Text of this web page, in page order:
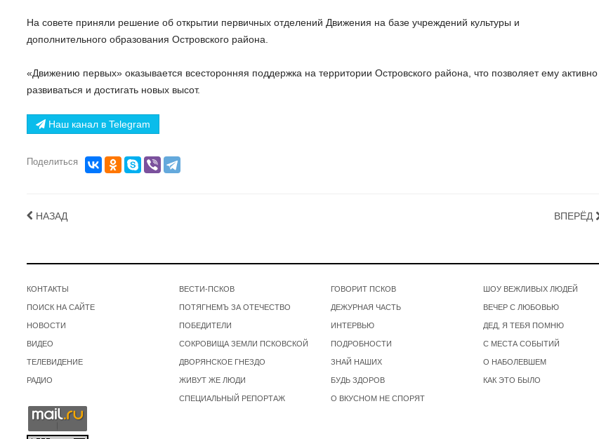
На совете приняли решение об открытии первичных отделений Движения на базе учреждений культуры и
дополнительного образования Островского района.
«Движению первых» оказывается всесторонняя поддержка на территории Островского района, что позволяет ему активно
развиваться и достигать новых высот.
Наш канал в Telegram
Поделиться
НАЗАД ВПЕРЁД
КОНТАКТЫ
ПОИСК НА САЙТЕ
НОВОСТИ
ВИДЕО
ТЕЛЕВИДЕНИЕ
РАДИО
ВЕСТИ-ПСКОВ
ПОТЯГНЕМЪ ЗА ОТЕЧЕСТВО
ПОБЕДИТЕЛИ
СОКРОВИЩА ЗЕМЛИ ПСКОВСКОЙ
ДВОРЯНСКОЕ ГНЕЗДО
ЖИВУТ ЖЕ ЛЮДИ
СПЕЦИАЛЬНЫЙ РЕПОРТАЖ
ГОВОРИТ ПСКОВ
ДЕЖУРНАЯ ЧАСТЬ
ИНТЕРВЬЮ
ПОДРОБНОСТИ
ЗНАЙ НАШИХ
БУДЬ ЗДОРОВ
О ВКУСНОМ НЕ СПОРЯТ
ШОУ ВЕЖЛИВЫХ ЛЮДЕЙ
ВЕЧЕР С ЛЮБОВЬЮ
ДЕД, Я ТЕБЯ ПОМНЮ
С МЕСТА СОБЫТИЙ
О НАБОЛЕВШЕМ
КАК ЭТО БЫЛО